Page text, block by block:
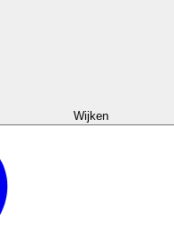
Wijken